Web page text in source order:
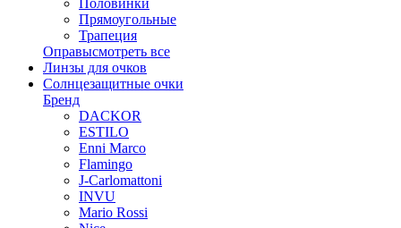
Прямоугольные
Трапеция
Оправысмотреть все
Линзы для очков
Солнцезащитные очки
Бренд
DACKOR
ESTILO
Enni Marco
Flamingo
J-Carlomattoni
INVU
Mario Rossi